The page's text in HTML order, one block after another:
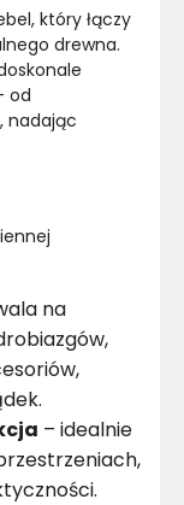
Płyta meblowa
Płyta meblowa
Tartak Meble
2024
który łączy
drewna.
od
nadając
na
– idealnie